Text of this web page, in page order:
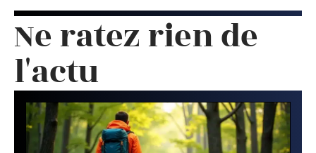
Ne ratez rien de
l'actu